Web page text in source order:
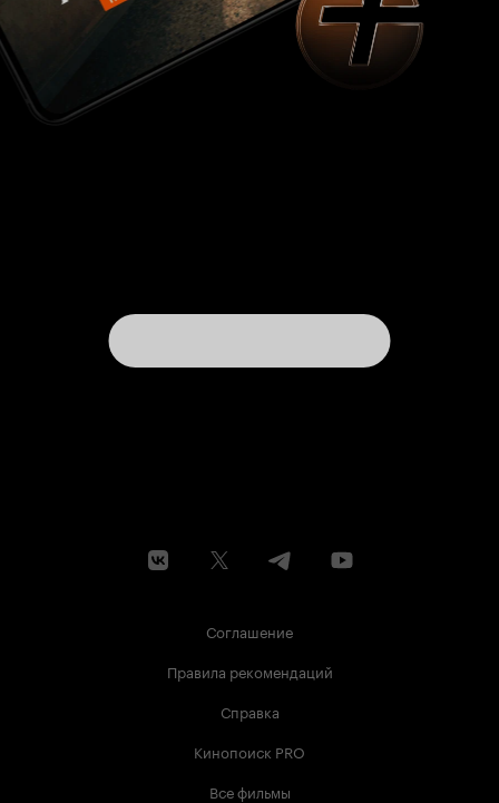
Соглашение
Правила рекомендаций
Справка
Кинопоиск PRO
Все фильмы